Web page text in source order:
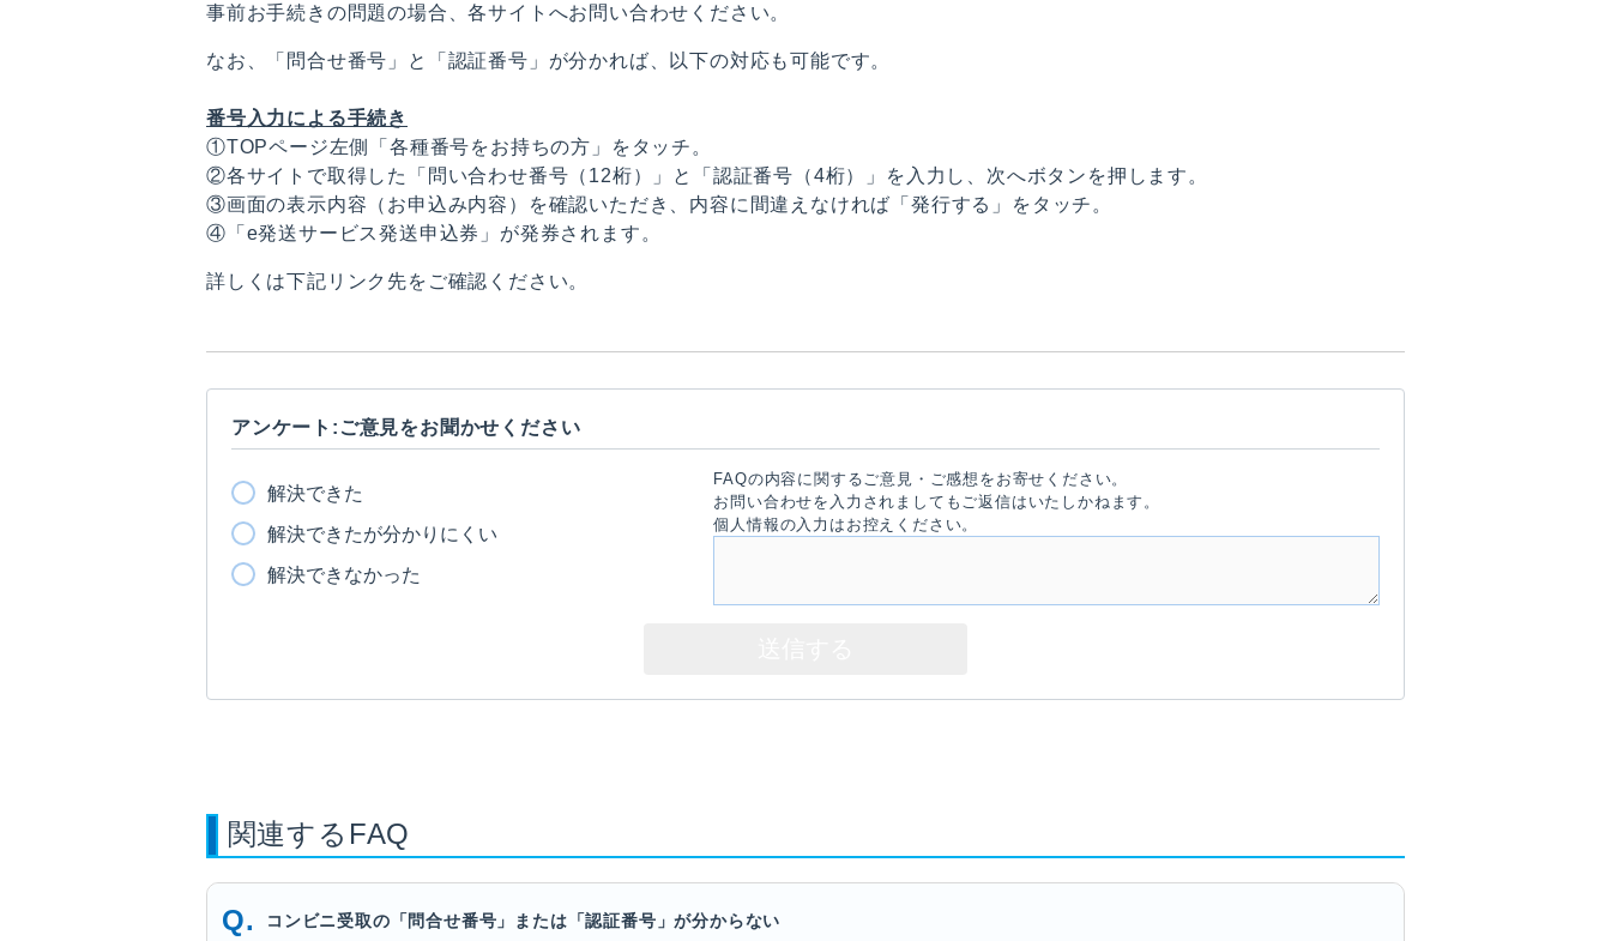
事前お手続きの問題の場合、各サイトへお問い合わせください。
なお、「問合せ番号」と「認証番号」が分かれば、以下の対応も可能です。
番号入力による手続き
①TOPページ左側「各種番号をお持ちの方」をタッチ。
②各サイトで取得した「問い合わせ番号（12桁）」と「認証番号（4桁）」を入力し、次へボタンを押します。
③画面の表示内容（お申込み内容）を確認いただき、内容に間違えなければ「発行する」をタッチ。
④「e発送サービス発送申込券」が発券されます。
詳しくは下記リンク先をご確認ください。
アンケート:ご意見をお聞かせください
解決できた
解決できたが分かりにくい
解決できなかった
FAQの内容に関するご意見・ご感想をお寄せください。
お問い合わせを入力されましてもご返信はいたしかねます。
個人情報の入力はお控えください。
関連するFAQ
コンビニ受取の「問合せ番号」または「認証番号」が分からない